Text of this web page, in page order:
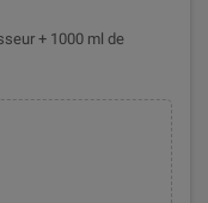
+ 1000 ml de